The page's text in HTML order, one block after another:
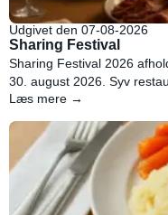
Udgivet den 07-08-2026
Sharing Festival
Sharing Festival 2026
30. august 2026. Syv
Læs mere →